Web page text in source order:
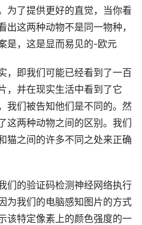
为了提供更好的直觉，当你看
这两种动物不是同一物种，
是，这是显而易见的-欧元
，即我们可能已经看到了一百
，并在现实生活中看到了它
我们被告知他们是不同的。然
这两种动物之间的区别。我们
猫之间的许多不同之处来正确
们的验证码检测神经网络执行
为我们的电脑感知图片的方式
该特定像素上的颜色强度的一